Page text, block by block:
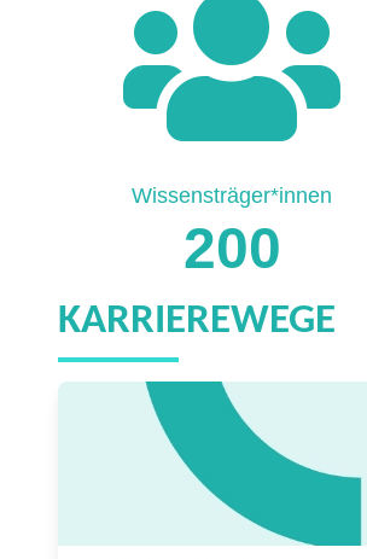
200
Wissensträger*innen
KARRIEREWEGE